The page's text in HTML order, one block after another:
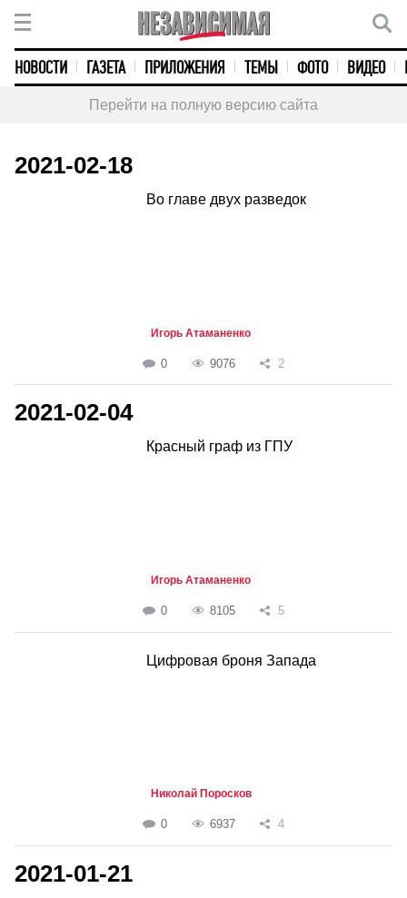
НОВОСТИ ГАЗЕТА ПРИЛОЖЕНИЯ ТЕМЫ ФОТО ВИДЕО
Перейти на полную версию сайта
2021-02-18
Во главе двух разведок
Игорь Атаманенко
0 9076 2
2021-02-04
Красный граф из ГПУ
Игорь Атаманенко
0 8105 5
Цифровая броня Запада
Николай Поросков
0 6937 4
2021-01-21